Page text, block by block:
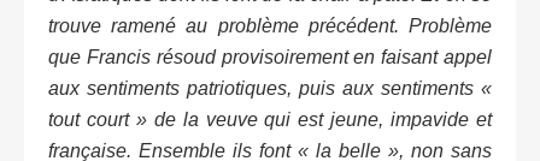
trouve ramené au problème précédent. Problème
que Francis résoud provisoirement en faisant appel
aux sentiments patriotiques, puis aux sentiments «
tout court » de la veuve qui est jeune, impavide et
française. Ensemble ils font « la belle », non sans